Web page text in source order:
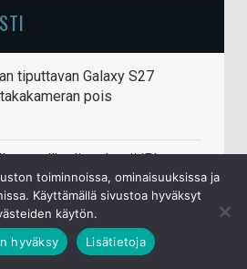
tiputtavan Galaxy S27
pois
on miljardin edestä iPhone-
muistipiirejä
myös Commodore
toiminnoissa, ominaisuuksissa ja
Käyttämällä sivustoa hyväksyt
käytön.
hyväksy Lisätietoja